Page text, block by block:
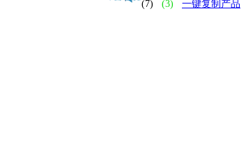
(7) (3) 一键复制产品